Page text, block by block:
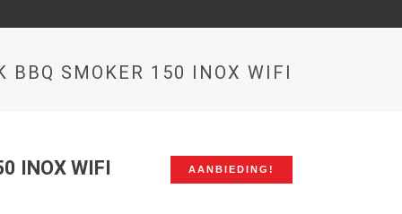
BBQ SMOKER 150 INOX WIFI
AANBIEDING!
INOX WIFI